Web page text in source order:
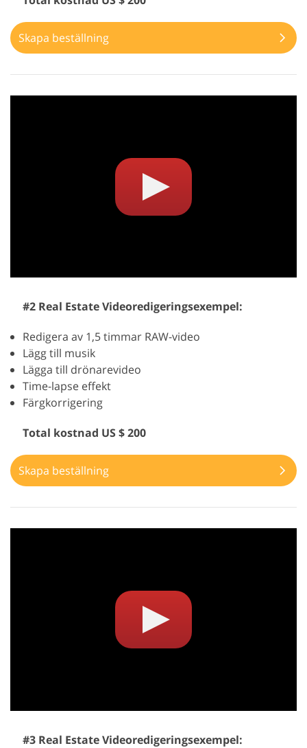
Skapa beställning
#2 Real Estate Videoredigeringsexempel:
Redigera av 1,5 timmar RAW-video
Lägg till musik
Lägga till drönarevideo
Time-lapse effekt
Färgkorrigering
Total kostnad US $ 200
Skapa beställning
#3 Real Estate Videoredigeringsexempel: